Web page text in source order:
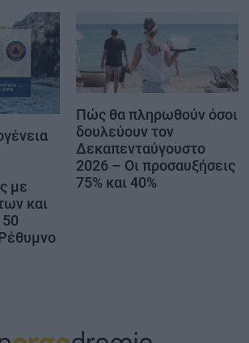
με
και
Πώς θα πληρωθούν όσοι
δουλεύουν τον
Δεκαπενταύγουστο
2026 – Οι προσαυξήσεις
75% και 40%